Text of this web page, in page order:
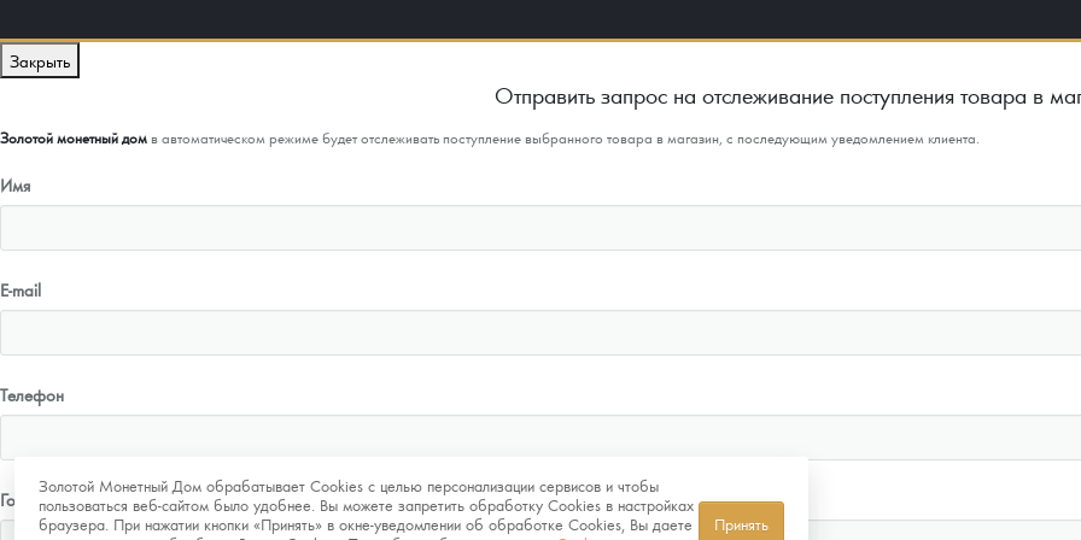
Золотой Монетный Дом обрабатывает Cookies с целью персонализации сервисов и чтобы
пользоваться веб-сайтом было удобнее. Вы можете запретить обработку Cookies в настройках
браузера. При нажатии кнопки «Принять» в окне-уведомлении об обработке Cookies, Вы даете
Принять
Закрыть
Отправить запрос на отслеживание поступления товара в
Золотой монетный домв автоматическом режиме будет отслеживать поступление выбранного товара в магазин, с последующим уведомлением клиента.
Имя
E-mail
Телефон
Город